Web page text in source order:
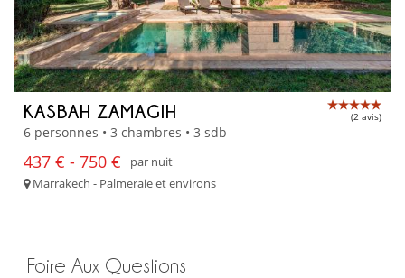
KASBAH ZAMAGIH (2 avis)
6 personnes • 3 chambres • 3 sdb
437 € - 750 €
par nuit
Marrakech - Palmeraie et environs
Foire Aux Questions